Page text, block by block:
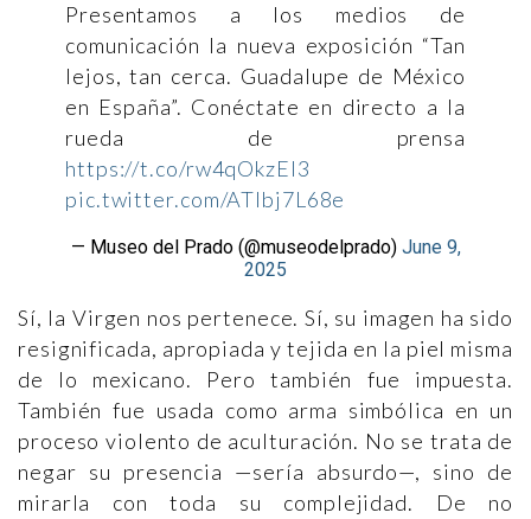
Presentamos a los medios de
comunicación la nueva exposición “Tan
lejos, tan cerca. Guadalupe de México
en España”. Conéctate en directo a la
rueda de prensa
https://t.co/rw4qOkzEl3
pic.twitter.com/ATIbj7L68e
— Museo del Prado (@museodelprado) June 9,
2025
Sí, la Virgen nos pertenece. Sí, su imagen ha sido
resignificada, apropiada y tejida en la piel misma
de lo mexicano. Pero también fue impuesta.
También fue usada como arma simbólica en un
proceso violento de aculturación. No se trata de
negar su presencia —sería absurdo—, sino de
mirarla con toda su complejidad. De no